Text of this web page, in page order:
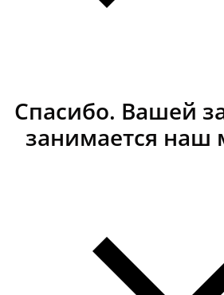
Спасибо. Вашей
занимается наш